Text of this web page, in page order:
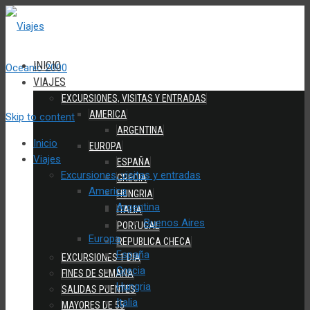
INICIO
VIAJES
EXCURSIONES, VISITAS Y ENTRADAS
AMERICA
ARGENTINA
EUROPA
ESPAÑA
GRECIA
HUNGRIA
ITALIA
PORTUGAL
REPUBLICA CHECA
EXCURSIONES 1 DIA
FINES DE SEMANA
SALIDAS PUENTES
MAYORES DE 55
Skip to content
Inicio
Viajes
Excursiones, visitas y entradas
America
Argentina
Buenos Aires
Europa
España
Grecia
Hungria
Italia